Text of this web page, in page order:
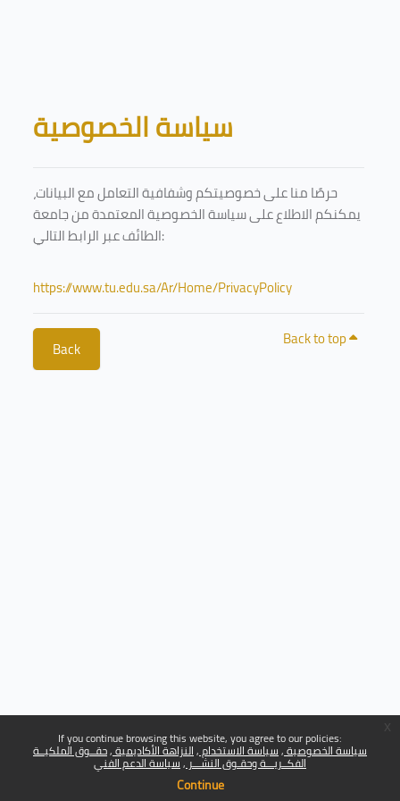
If you continue browsing this website, you agree to our policies:
سياسة الخصوصية سياسة الاستخدام النزاهة الأكاديمية حقــوق الملكيــة
الفكــريـــة وحقـوق النشـــر سياسة الدعم الفني
Continue
Blocks
سياسة الخصوصية
حرصًا منا على خصوصيتكم وشفافية التعامل مع البيانات،
يمكنكم الاطلاع على سياسة الخصوصية المعتمدة من جامعة
الطائف عبر الرابط التالي:
https://www.tu.edu.sa/Ar/Home/PrivacyPolicy
Back Back to top